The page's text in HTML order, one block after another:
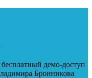
демо-доступ
Бронникова